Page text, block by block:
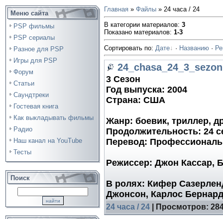
Меню сайта
PSP фильмы
PSP сериалы
Разное для PSP
Игры для PSP
Форум
Статьи
Саундтреки
Гостевая книга
Как выкладывать фильмы
Радио
Наш канал на YouTube
Тесты
Поиск
Главная » Файлы » 24 часа / 24
В категории материалов: 3
Показано материалов: 1-3
Сортировать по: Дате · Названию ·
24_chasa_24_3_sezon
3 Сезон
Год выпуска: 2004
Страна: США
Жанр: боевик, триллер,
Продолжительность: 24
Перевод:
Режиссер: Джон Кассар,
В ролях: Кифер
Джонсон, Карлос
24 часа / 24 | Просмотров: